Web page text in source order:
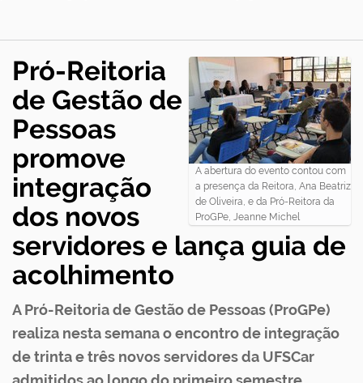
ç
A abertura do evento contou com
a presença da Reitora, Ana Beatriz
de Oliveira, e da Pró-Reitora da
ProGPe, Jeanne Michel
Pró-Reitoria
de Gestão de
Pessoas
promove
integração
dos novos
servidores e lança guia de
acolhimento
A Pró-Reitoria de Gestão de Pessoas (ProGPe)
realiza nesta semana o encontro de integração
de trinta e três novos servidores da UFSCar